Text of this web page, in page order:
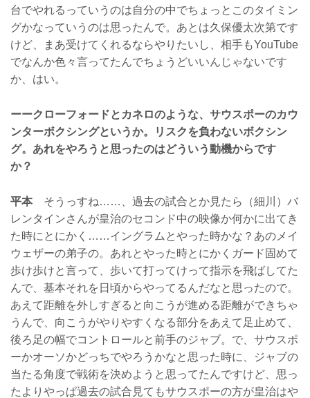
台でやれるっていうのは自分の中でちょっとこのタイミン
グかなっていうのは思ったんで。あとは久保優太次第です
けど、まあ受けてくれるならやりたいし、相手もYouTube
でなんか色々言ってたんでちょうどいいんじゃないです
か、はい。
ーークローフォードとカネロのような、サウスポーのカウ
ンターボクシングというか。リスクを負わないボクシン
グ。あれをやろうと思ったのはどういう動機からです
か？
平本そうっすね……、過去の試合とか見たら（細川）バ
レンタインさんが皇治のセコンド中の映像か何かに出てき
た時にとにかく……イングラムとやった時かな？あのメイ
ウェザーの弟子の。あれとやった時とにかくガード固めて
歩け歩けと言って、歩いて打ってけって指示を飛ばしてた
んで、基本それを日頃からやってるんだなと思ったので。
あえて距離を外しすぎると向こうが進める距離ができちゃ
うんで、向こうがやりやすくなる部分をあえて足止めて、
後ろ足の幅でコントロールと前手のジャブ。で、サウスポ
ーかオーソかどっちでやろうかなと思った時に、ジャブの
当たる角度で戦術を決めようと思ってたんですけど、思っ
たよりやっぱ過去の試合見てもサウスポーの方が皇治はや